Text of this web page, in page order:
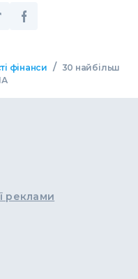
фінанси /
30 найбільш
реклами